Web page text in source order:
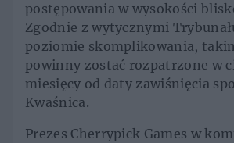
postępowania w wysokości
Zgodnie z wytycznymi
poziomie skomplikowania,
powinny zostać rozpatrzone w
miesięcy od daty zawiśnięcia
Kwaśnica.
Prezes Cherrypick Games w